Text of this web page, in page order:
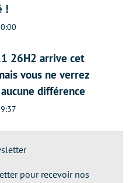
!
26H2 arrive cet
vous ne verrez
différence
pour recevoir nos